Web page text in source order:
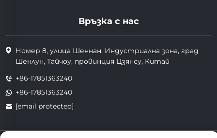
Връзка с нас
Номер 8, улица Шеннан, Индустриална зона, град
Шенлун, Тайчоу, провинция Цзянсу, Китай
+86-17851363240
+86-17851363240
[email protected]